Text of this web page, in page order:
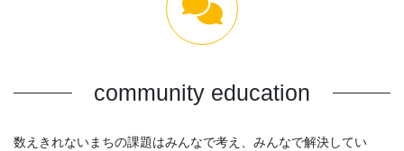
community education
数えきれないまちの課題はみんなで考え、みんなで解決してい